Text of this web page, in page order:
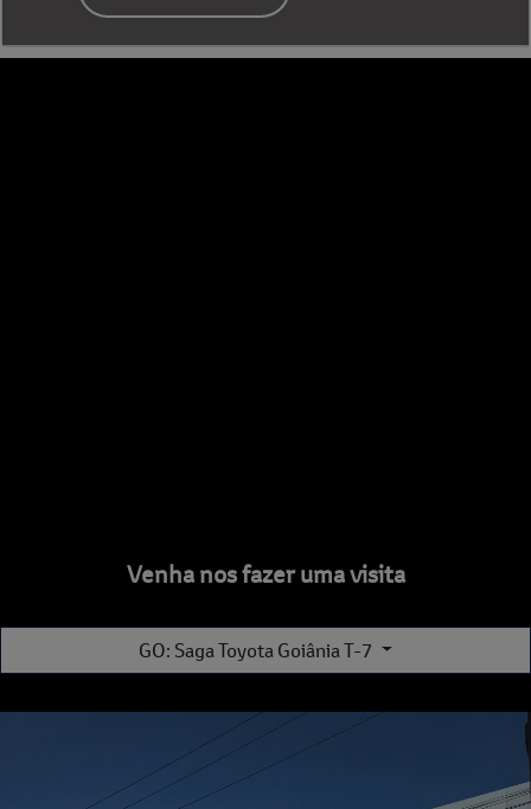
Venha nos fazer uma visita
GO: Saga Toyota Goiânia T-7